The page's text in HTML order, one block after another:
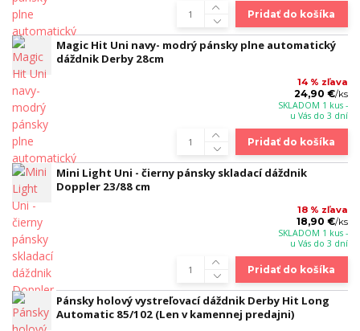
Pridať do košíka
Magic Hit Uni navy- modrý pánsky plne automatický
dáždnik Derby 28cm
14 % zľava
24,90 €/ks
SKLADOM 1 kus -
u Vás do 3 dní
Pridať do košíka
Mini Light Uni - čierny pánsky skladací dáždnik
Doppler 23/88 cm
18 % zľava
18,90 €/ks
SKLADOM 1 kus -
u Vás do 3 dní
Pridať do košíka
Pánsky holový vystreľovací dáždnik Derby Hit Long
Automatic 85/102 (Len v kamennej predajni)